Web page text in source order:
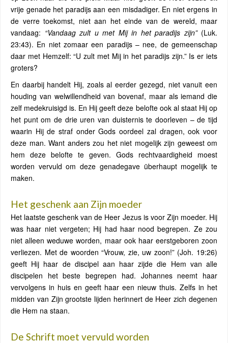
vrije genade het paradijs aan een misdadiger. En niet ergens in
de verre toekomst, niet aan het einde van de wereld, maar
vandaag: “Vandaag zult u met Mij in het paradijs zijn”(Luk.
23:43). En niet zomaar een paradijs – nee, de gemeenschap
daar met Hemzelf: “U zult met Mij in het paradijs zijn.” Is er iets
groters?
En daarbij handelt Hij, zoals al eerder gezegd, niet vanuit een
houding van welwillendheid van bovenaf, maar als iemand die
zelf medekruisigd is. En Hij geeft deze belofte ook al staat Hij op
het punt om de drie uren van duisternis te doorleven – de tijd
waarin Hij de straf onder Gods oordeel zal dragen, ook voor
deze man. Want anders zou het niet mogelijk zijn geweest om
hem deze belofte te geven. Gods rechtvaardigheid moest
worden vervuld om deze genadegave überhaupt mogelijk te
maken.
Het geschenk aan Zijn moeder
Het laatste geschenk van de Heer Jezus is voor Zijn moeder. Hij
was haar niet vergeten; Hij had haar nood begrepen. Ze zou
niet alleen weduwe worden, maar ook haar eerstgeboren zoon
verliezen. Met de woorden “Vrouw, zie, uw zoon!” (Joh. 19:26)
geeft Hij haar de discipel aan haar zijde die Hem van alle
discipelen het beste begrepen had. Johannes neemt haar
vervolgens in huis en geeft haar een nieuw thuis. Zelfs in het
midden van Zijn grootste lijden herinnert de Heer zich degenen
die Hem na staan.
De Schrift moet vervuld worden